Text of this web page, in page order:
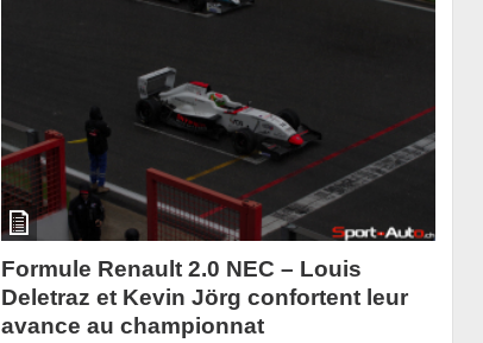
Formule Renault 2.0 NEC – Louis
Deletraz et Kevin Jörg confortent leur
avance au championnat